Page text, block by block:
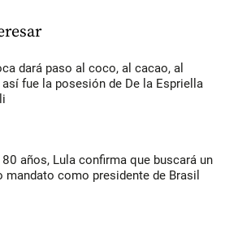
dará paso al coco, al cacao, al
así fue la posesión de De la Espriella
años, Lula confirma que buscará un
mandato como presidente de Brasil